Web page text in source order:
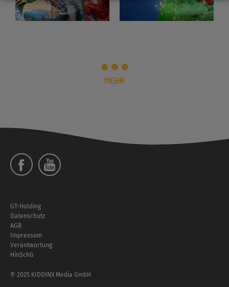
MEHR
Social
Menü
Footer
Menü
GT-Holding
Datenschutz
AGB
Impressum
Verantwortung
HinSchG
© 2025 KIDDINX Media GmbH